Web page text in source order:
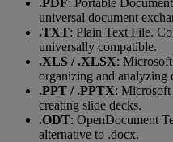
universal document
.TXT: Plain Text File.
universally compatible.
.XLS / .XLSX:
organizing and analyzing
.PPT / .PPTX: Microsoft
creating slide decks.
.ODT: OpenDocument
alternative to .docx.